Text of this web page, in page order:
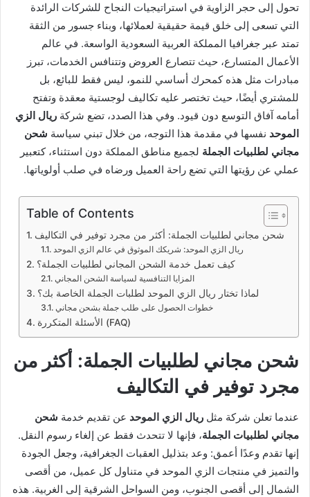
تحول إلى حجر الزاوية في استراتيجيات النجاح للشركات الرائدة
التي تسعى إلى خلق قيمة حقيقية لعملائها، وبناء جسور من الثقة
تمتد عبر جغرافيا المملكة العربية السعودية الواسعة. في عالم
الأعمال المتسارع، حيث تتصارع العروض وتتنافس الخدمات، تبرز
مبادرات مثل هذه كمحرك أساسي للنمو، ليس فقط للبائع، بل
للمشتري أيضًا، حيث تختصر عليه تكاليف لوجستية معقدة وتفتح
أمامه آفاق التوسع دون قيود. وفي هذا الصدد، تضع شركة ريال الزي
الموحد نفسها في مقدمة هذا التوجه، من خلال تبني سياسة شحن
مجاني لطلبيات الجملة لجميع مناطق المملكة دون استثناء، كتعبير
عملي عن رؤيتها التي تضع راحة العميل ورضاه في صلب أولوياتها.
Table of Contents
شحن مجاني لطلبيات الجملة: أكثر من مجرد توفير في التكاليف
ريال الزي الموحد: شريكك الموثوق في عالم الزي الموحد
كيف تعمل خدمة الشحن المجاني لطلبيات الجملة؟
المزايا التنافسية لسياسة الشحن المجاني
لماذا تختار ريال الزي الموحد لطلبات الجملة الخاصة بك؟
خطوات الحصول على طلب جملة بشحن مجاني
الأسئلة المتكررة (FAQ)
شحن مجاني لطلبيات الجملة: أكثر من
مجرد توفير في التكاليف
عندما تعلن شركة مثل ريال الزي الموحد عن تقديم خدمة شحن
مجاني لطلبيات الجملة، فإنها لا تتحدث فقط عن إلغاء رسوم النقل.
إنها تقدم وعدًا أعمق: وعد بتذليل العقبات الجغرافية، وجعل الجودة
والتميز في منتجات الزي الموحد في متناول كل عميل، من أقصى
الشمال إلى أقصى الجنوب، ومن السواحل الشرقية إلى الغربية. هذه